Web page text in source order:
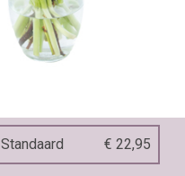
Standaard € 22,95